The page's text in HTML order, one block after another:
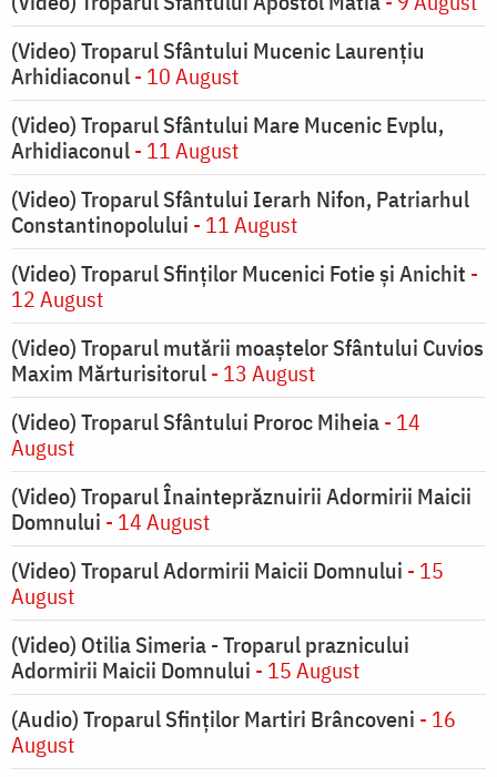
(Video) Troparul Sfântului Mucenic Laurențiu
Arhidiaconul- 10 August
(Video) Troparul Sfântului Mare Mucenic Evplu,
Arhidiaconul- 11 August
(Video) Troparul Sfântului Ierarh Nifon, Patriarhul
Constantinopolului - 11 August
(Video) Troparul Sfinților Mucenici Fotie și Anichit -
12 August
(Video) Troparul mutării moaștelor Sfântului Cuvios
Maxim Mărturisitorul- 13 August
(Video) Troparul Sfântului Proroc Miheia- 14
August
(Video) Troparul Înainteprăznuirii Adormirii Maicii
Domnului - 14 August
(Video) Troparul Adormirii Maicii Domnului - 15
August
(Video) Otilia Simeria - Troparul praznicului
Adormirii Maicii Domnului - 15 August
(Audio) Troparul Sfinților Martiri Brâncoveni - 16
August